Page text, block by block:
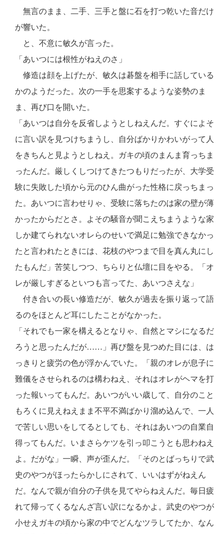
無言のまま、二手、三手と盤に石を打つ乾いた音だけ
が響いた。
と、不意に敏久が言った。
「あいつには根性がねえのさ」
修造は顔を上げたが、敏久は碁盤を相手に話している
かのようだった。次の一手を思案するような姿勢のま
ま、再び口を開いた。
「あいつは自分を反省しようとしねえんだ。すぐによそ
に言い訳を見つけちまうし、自分ばかりかわいがって人
をきちんと見ようとしねえ。ガキの頃のまんま育っちま
ったんだ。厳しくしつけてきたつもりだったが、大学受
験に失敗した頃から元のひん曲がった性格に戻っちまっ
た。あいつに言わせりゃ、受験に落ちたのは家の壁が薄
かったからだとさ。よその騒音が聞こえちまうような家
しか建てられないオレらのせいで満足に勉強できなかっ
たと言われたときには、花枝のやつまで目を真ん丸にし
たもんだ」苦笑しつつ、ちらりと仏壇に目をやる。「オ
レが厳しすぎるといつも言ってた、あいつさえな」
付き合いの長い修造だが、敏久が過去を振り返って語
るのをほとんど耳にしたことがなかった。
「それでも一家を構えるとなりゃ、自然とマシになるだ
ろうと思ったんだが……」再び盤を見つめた目には、は
っきりと疲労の色が浮かんでいた。「親のオレが息子に
難儀をさせられるのは構わねえ、それはオレがヘマを打
った報いってもんだ。あいつがいい歳して、自分のこと
もろくに見えねえまま不平不満ばかり溜め込んで、一人
で苦しい思いをしてるとしても、それはあいつの自業自
得ってもんだ。いまさらケツを引っ叩こうとも思わねえ
よ。だがな」一瞬、声が歪んだ。「そのとばっちりで武
史のやつがほったらかしにされて、いいはずがねえん
だ。なんで親が自分の子供を見てやらねえんだ。毎日疲
れて帰ってくるなんざ言い訳になるかよ。武史のやつが
小せえガキの頃から家の中でどんなツラしてたか、なん